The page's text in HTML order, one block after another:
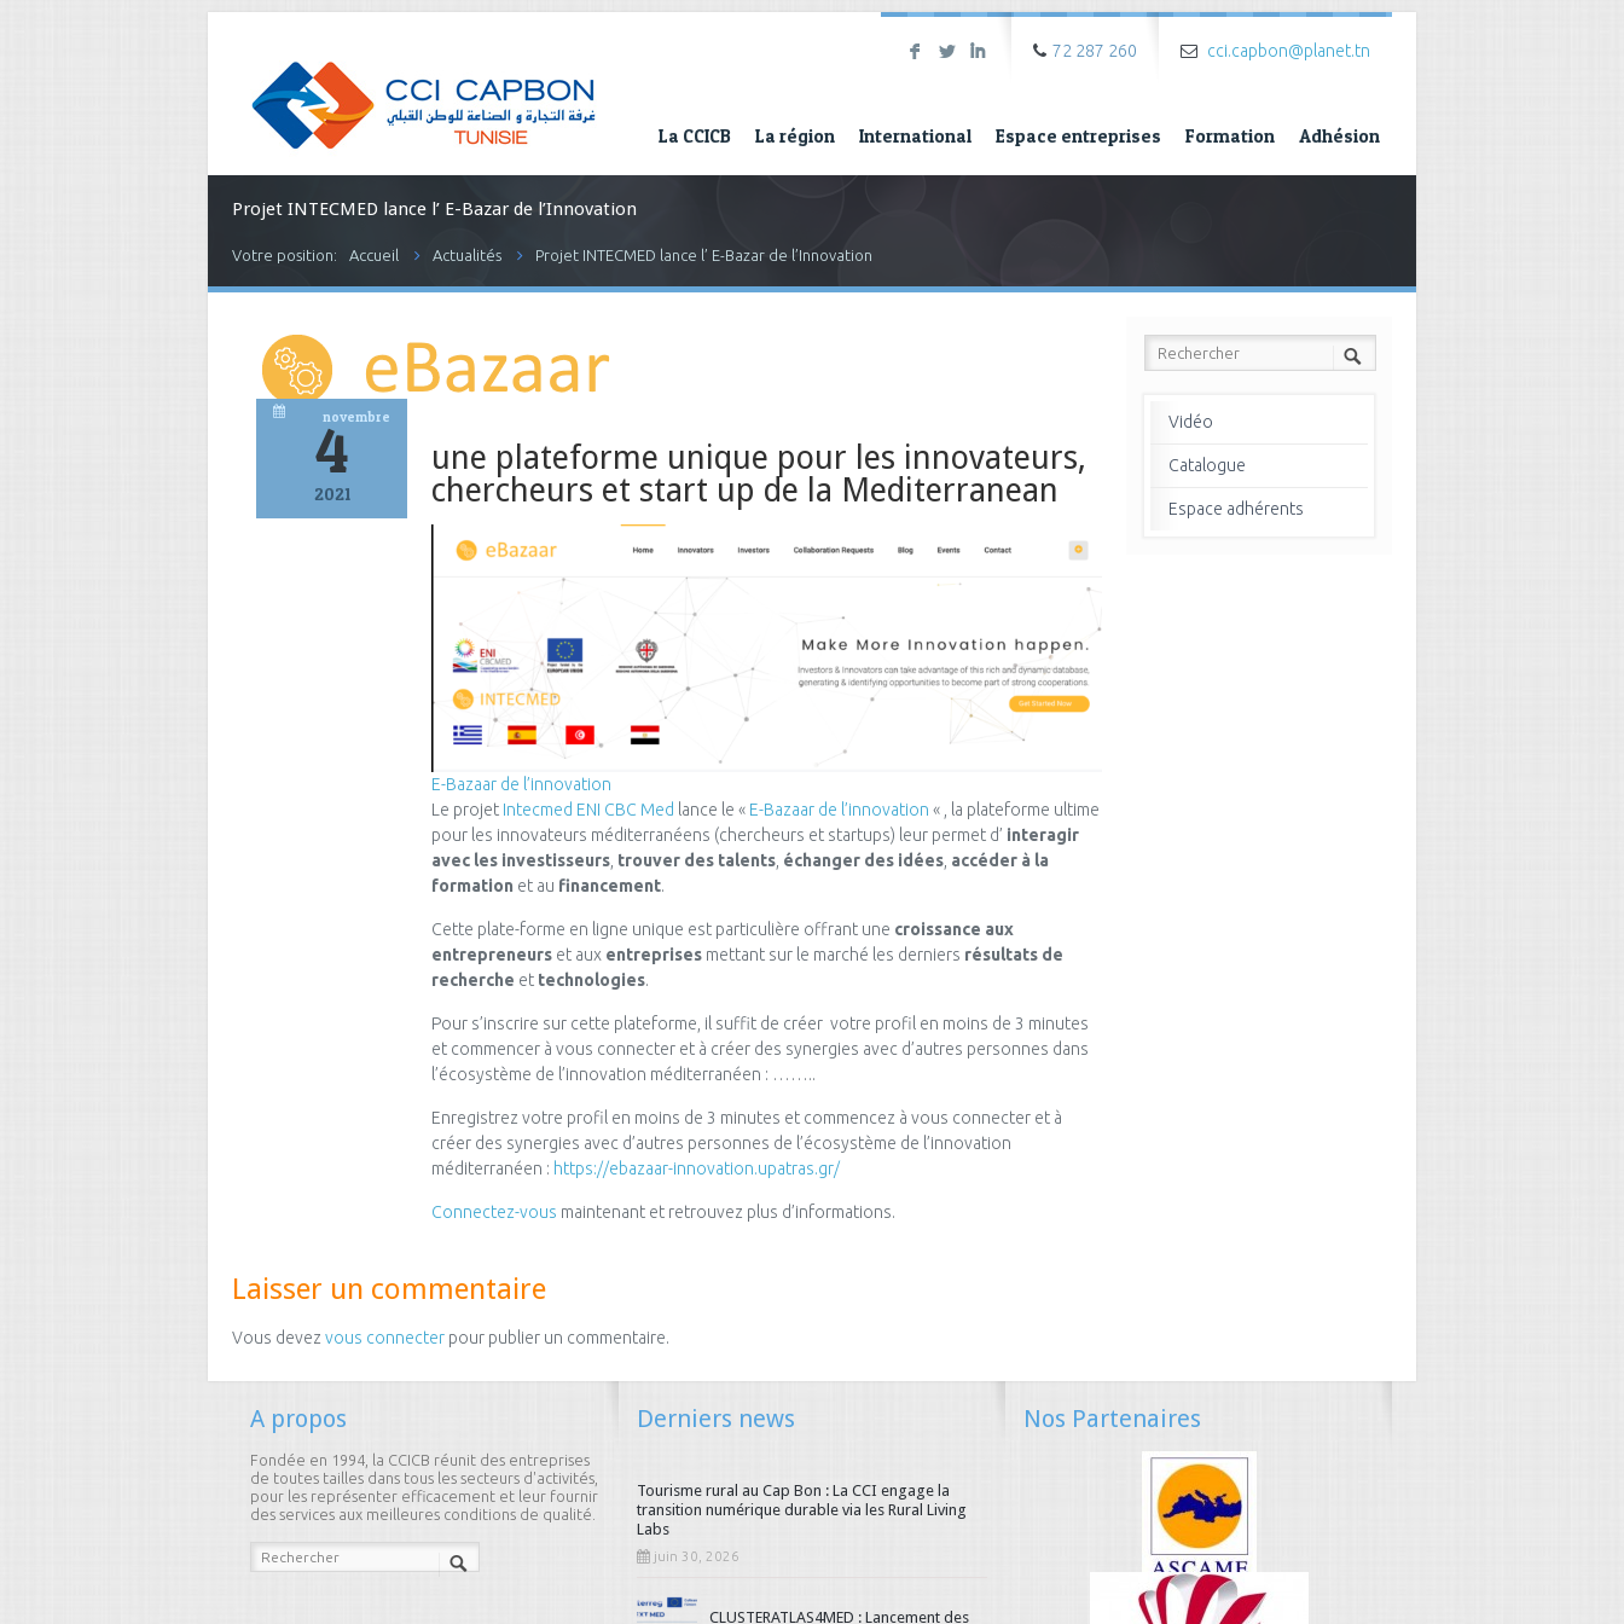
F L I 72 287 260 cci.capbon@planet.tn
La CCICB La région International Espace entreprises Formation Adhésion
Projet INTECMED lance l’ E-Bazar de l’Innovation
Votre position: Accueil Actualités Projet INTECMED lance l’ E-Bazar de l’Innovation
4
novembre
2021
une plateforme unique pour les innovateurs,
chercheurs et start up de la Mediterranean
E-Bazaar de l’innovation
Le projet Intecmed ENI CBC Med lance le « E-Bazaar de l’innovation « , la plateforme ultime
pour les innovateurs méditerranéens (chercheurs et startups) leur permet d’ interagir
avec les investisseurs, trouver des talents, échanger des idées, accéder à la
formation et au financement.
Cette plate-forme en ligne unique est particulière offrant une croissance aux
entrepreneurs et aux entreprises mettant sur le marché les derniers résultats de
recherche et technologies.
Pour s’inscrire sur cette plateforme, il suffit de créer votre profil en moins de 3 minutes
et commencer à vous connecter et à créer des synergies avec d’autres personnes dans
l’écosystème de l’innovation méditerranéen : ……..
Enregistrez votre profil en moins de 3 minutes et commencez à vous connecter et à
créer des synergies avec d’autres personnes de l’écosystème de l’innovation
méditerranéen : https://ebazaar-innovation.upatras.gr/
Connectez-vous maintenant et retrouvez plus d’informations.
Laisser un commentaire
Vous devez vous connecter pour publier un commentaire.
Vidéo
Catalogue
Espace adhérents
A propos
Fondée en 1994, la CCICB réunit des entreprises
de toutes tailles dans tous les secteurs d'activités,
pour les représenter efficacement et leur fournir
des services aux meilleures conditions de qualité.
Derniers news
Tourisme rural au Cap Bon : La CCI engage la
transition numérique durable via les Rural Living
Labs
juin 30, 2026
CLUSTERATLAS4MED : Lancement des
Nos Partenaires